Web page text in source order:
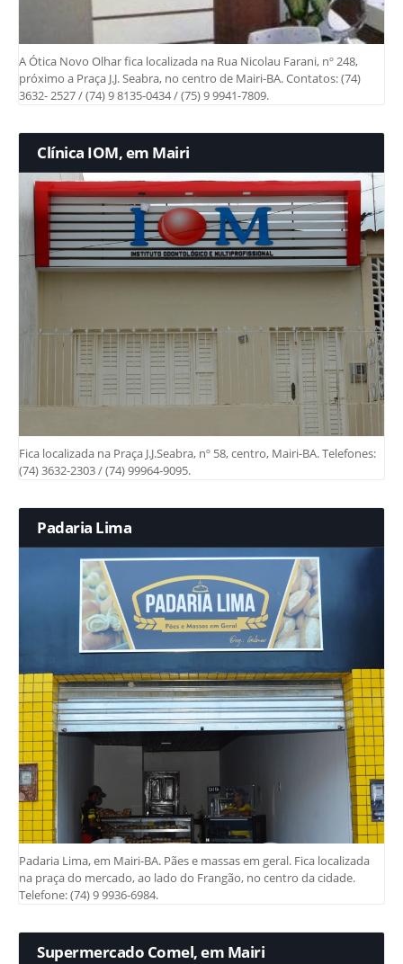
A Ótica Novo Olhar fica localizada na Rua Nicolau Farani, nº 248,
próximo a Praça J.J. Seabra, no centro de Mairi-BA. Contatos: (74)
3632- 2527 / (74) 9 8135-0434 / (75) 9 9941-7809.
Clínica IOM, em Mairi
Fica localizada na Praça J.J.Seabra, nº 58, centro, Mairi-BA. Telefones:
(74) 3632-2303 / (74) 99964-9095.
Padaria Lima
Padaria Lima, em Mairi-BA. Pães e massas em geral. Fica localizada
na praça do mercado, ao lado do Frangão, no centro da cidade.
Telefone: (74) 9 9936-6984.
Supermercado Comel, em Mairi